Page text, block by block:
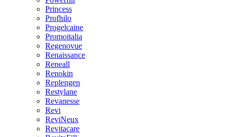
Princess
Profhilo
Progelcaine
Promoitalia
Regenovue
Renaissance
Reneall
Renokin
Replengen
Restylane
Revanesse
Revi
ReviNeux
Revitacare